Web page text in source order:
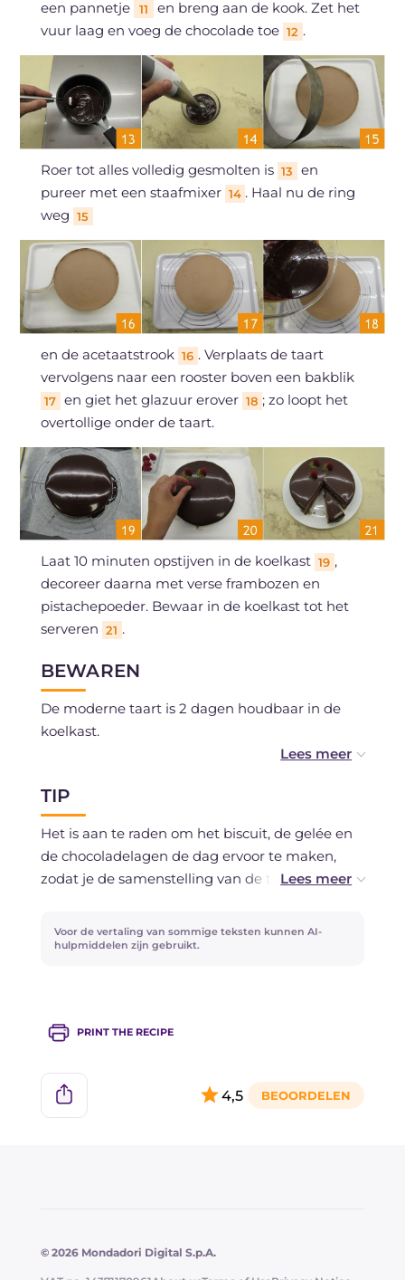
een pannetje
11
en breng aan de kook. Zet het
vuur laag en voeg de chocolade toe 12 .
Roer tot alles volledig gesmolten is 13
en
pureer met een staafmixer 14 . Haal nu de ring
weg 15
en de acetaatstrook 16 . Verplaats de taart
vervolgens naar een rooster boven een bakblik
17 en giet het glazuur erover 18 ; zo loopt het
overtollige onder de taart.
Laat 10 minuten opstijven in de koelkast 19 ,
decoreer daarna met verse frambozen en
pistachepoeder. Bewaar in de koelkast tot het
serveren 21 .
BEWAREN
De moderne taart is 2 dagen houdbaar in de
koelkast.
maximaal een maand invriezen.
TIP
Het is aan te raden om het biscuit, de gelée en
de chocoladelagen de dag ervoor te maken,
zodat je de samenstelling van de taart beter
Je kunt pistachemeel vervangen door
amandel- of hazelnootmeel.
Voor de vertaling van sommige teksten kunnen AI-
hulpmiddelen zijn gebruikt.
PRINT THE RECIPE
4,5
© 2026 Mondadori Digital S.p.A.